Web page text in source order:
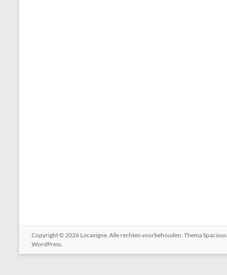
Copyright © 2026 Locavigne. Alle rechten voorbehouden. ThemaSpacious
WordPress.